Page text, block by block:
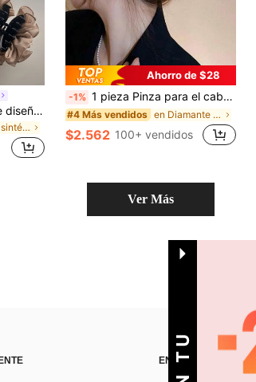
1 pieza Pinza de pelo de diseño de nicho floral coreano grande para mujer, accesorio de pelo de verano de gran tamaño para cabello grueso, pinza de pelo de playa de verano
en Fibra sintética Accesorios para el cabello de l
Ahorro de $28
-1% 1 pieza Pinza para el cabello con forma de dragón de estilo chino de dibujos animados para mujeres, incrustada con strass y perlas falsas, adecuada para trenzar el cabello
#4 Más vendidos en Diamante de imitación Accesorios para el cabell
$2.562 100+ vendidos
Ver Más
ENCUÉNTRANOS EN